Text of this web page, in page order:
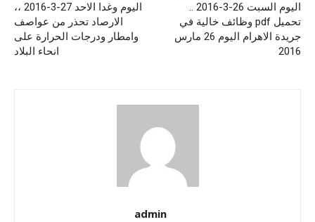
اليوم وغدا الاحد 27-3-2016 ،،
الارصاد تحذر من عواصف
وامطار ودرجات الحرارة على
انحاء البلاد
اليوم السبت 26-3-2016 ..
تحميل pdf وظائف خالية في
جريدة الاهرام اليوم 26 مارس
2016
admin